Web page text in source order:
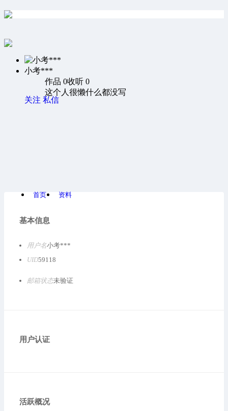
小考***
作品 0收听 0
这个人很懒什么都没写
关注 私信
首页 资料
基本信息
用户名小考***
UID59118
邮箱状态未验证
用户认证
活跃概况